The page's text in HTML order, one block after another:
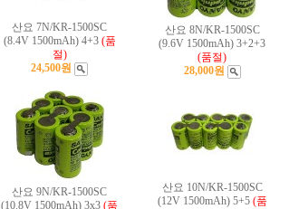
산요 7N/KR-1500SC
(8.4V 1500mAh) 4+3 (품
절)
24,500원
산요 8N/KR-1500SC
(9.6V 1500mAh) 3+2+3
(품절)
28,000원
산요 9N/KR-1500SC
(10.8V 1500mAh) 3x3 (품
산요 10N/KR-1500SC
(12V 1500mAh) 5+5 (품